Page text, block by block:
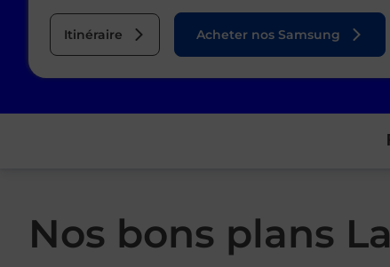
Itinéraire Acheter nos Samsung
Nos bons plans